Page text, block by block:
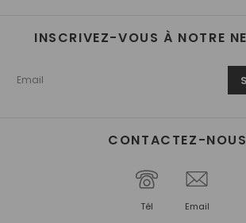
INSCRIVEZ-VOUS À NOTRE
CONTACTEZ-NOUS
Tél Email